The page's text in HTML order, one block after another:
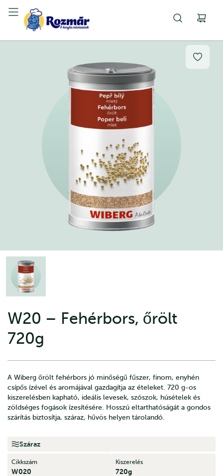
W20 – Fehérbors, őrölt
720g
A Wiberg őrölt fehérbors jó minőségű fűszer, finom, enyhén
csípős ízével és aromájával gazdagítja az ételeket. 720 g-os
kiszerelésben kapható, ideális levesek, szószok, húsételek és
zöldséges fogások ízesítésére. Hosszú eltarthatóságát a gondos
szárítás biztosítja, száraz, hűvös helyen tárolandó.
Száraz
Cikkszám
W020
Kiszerelés
720g